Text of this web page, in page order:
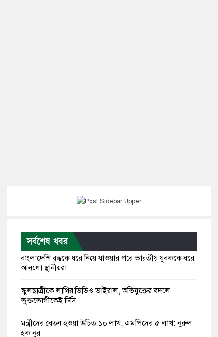
সর্বশেষ খবর
বাংলাদেশি বৃদ্ধকে ধরে নিয়ে যাওয়ার পরে ভারতীয় যুবককে ধরে
আনলো স্থানীয়রা
স্কুলছাত্রীকে লাথির ভিডিও ভাইরাল, অভিযুক্তের বদলে
ভুক্তভোগীকেই টিসি
মন্ত্রীদের বেতন হওয়া উচিত ১০ লাখ, এমপিদের ৫ লাখ: নুরুল
হক নুর